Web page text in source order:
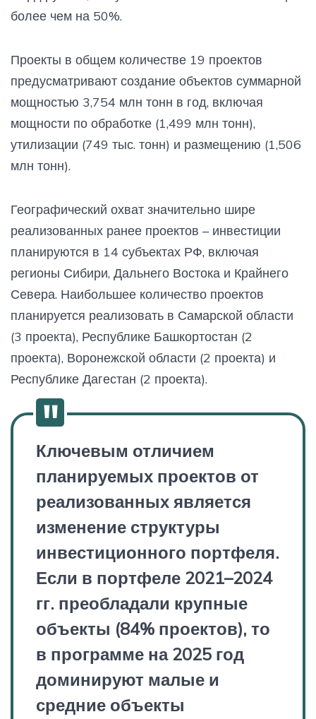
более чем на 50%.
Проекты в общем количестве 19 проектов
предусматривают создание объектов суммарной
мощностью 3,754 млн тонн в год, включая
мощности по обработке (1,499 млн тонн),
утилизации (749 тыс. тонн) и размещению (1,506
млн тонн).
Географический охват значительно шире
реализованных ранее проектов – инвестиции
планируются в 14 субъектах РФ, включая
регионы Сибири, Дальнего Востока и Крайнего
Севера. Наибольшее количество проектов
планируется реализовать в Самарской области
(3 проекта), Республике Башкортостан (2
проекта), Воронежской области (2 проекта) и
Республике Дагестан (2 проекта).
Ключевым отличием
планируемых проектов от
реализованных является
изменение структуры
инвестиционного портфеля.
Если в портфеле 2021–2024
гг. преобладали крупные
объекты (84% проектов), то
в программе на 2025 год
доминируют малые и
средние объекты